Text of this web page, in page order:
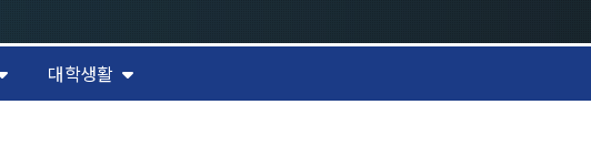
e-TEC Talks
대학생활